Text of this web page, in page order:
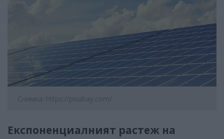
Снимка: https://pixabay.com/
Експоненциалният растеж на